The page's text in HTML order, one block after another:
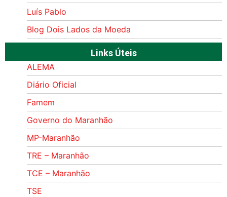
Luís Pablo
Blog Dois Lados da Moeda
Links Úteis
ALEMA
Diário Oficial
Famem
Governo do Maranhão
MP-Maranhão
TRE – Maranhão
TCE – Maranhão
TSE